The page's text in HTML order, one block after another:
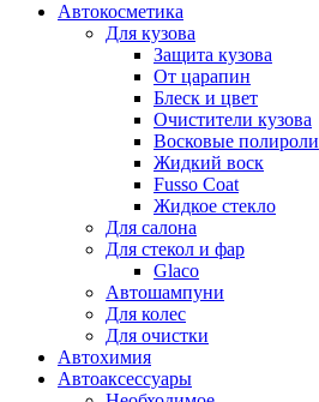
Автокосметика
Для кузова
Защита кузова
От царапин
Блеск и цвет
Очистители кузова
Восковые полироли
Жидкий воск
Fusso Coat
Жидкое стекло
Для салона
Для стекол и фар
Glaco
Автошампуни
Для колес
Для очистки
Автохимия
Автоаксессуары